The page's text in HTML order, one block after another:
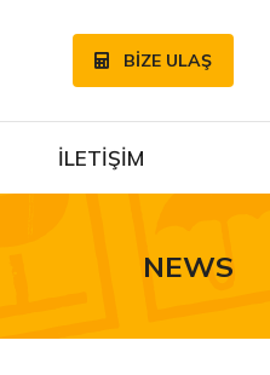
BİZE ULAŞ
İLETİŞİM
NEWS